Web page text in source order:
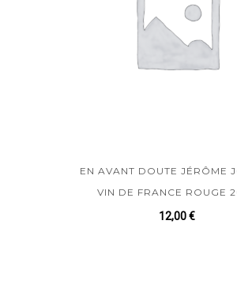
EN AVANT DOUTE JÉRÔME
VIN DE FRANCE ROUGE
12,00€